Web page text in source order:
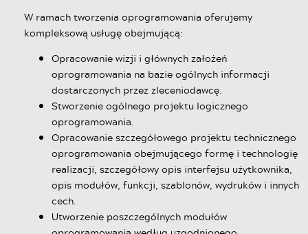
W ramach tworzenia oprogramowania oferujemy
kompleksową usługę obejmującą:
Opracowanie wizji i głównych założeń
oprogramowania na bazie ogólnych informacji
dostarczonych przez zleceniodawcę.
Stworzenie ogólnego projektu logicznego
oprogramowania.
Opracowanie szczegółowego projektu technicznego
oprogramowania obejmującego formę i technologię
realizacji, szczegółowy opis interfejsu użytkownika,
opis modułów, funkcji, szablonów, wydruków i innych
cech.
Utworzenie poszczególnych modułów